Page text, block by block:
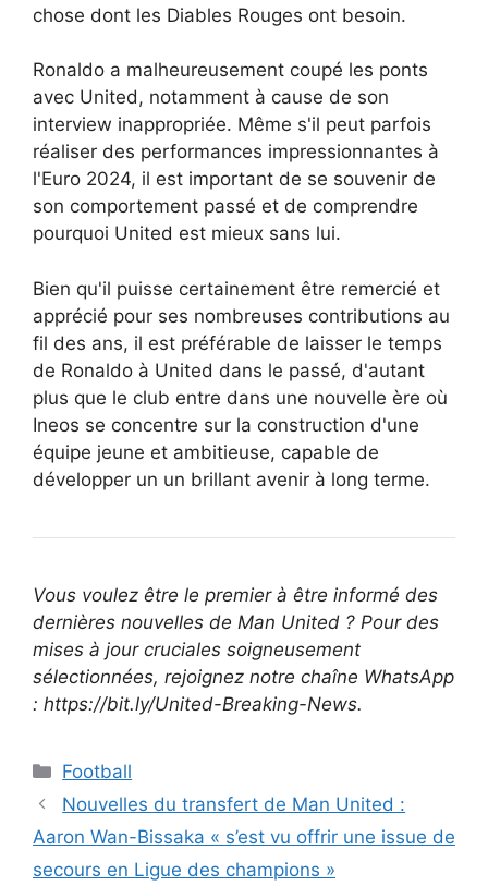
chose dont les Diables Rouges ont besoin.
Ronaldo a malheureusement coupé les ponts
avec United, notamment à cause de son
interview inappropriée. Même s'il peut parfois
réaliser des performances impressionnantes à
l'Euro 2024, il est important de se souvenir de
son comportement passé et de comprendre
pourquoi United est mieux sans lui.
Bien qu'il puisse certainement être remercié et
apprécié pour ses nombreuses contributions au
fil des ans, il est préférable de laisser le temps
de Ronaldo à United dans le passé, d'autant
plus que le club entre dans une nouvelle ère où
Ineos se concentre sur la construction d'une
équipe jeune et ambitieuse, capable de
développer un un brillant avenir à long terme.
Vous voulez être le premier à être informé des
dernières nouvelles de Man United ? Pour des
mises à jour cruciales soigneusement
sélectionnées, rejoignez notre chaîne WhatsApp
: https://bit.ly/United-Breaking-News.
Catégories
Football
Nouvelles du transfert de Man United :
Aaron Wan-Bissaka « s’est vu offrir une issue de
secours en Ligue des champions »